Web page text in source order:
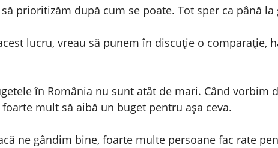
prioritizăm după cum se poate. Tot sper ca până
lucru, vreau să punem în discuție o comparație,
în România nu sunt atât de mari. Când
mult să aibă un buget pentru așa ceva.
ne gândim bine, foarte multe persoane fac rate